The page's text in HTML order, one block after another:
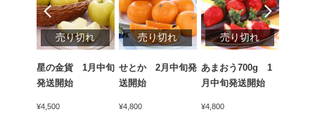
売り切れ
星の金貨 1月中旬
発送開始
¥4,500
売り切れ
せとか 2月中旬発
送開始
¥4,800
売り切れ
あまおう700g 1
月中旬発送開始
¥4,800